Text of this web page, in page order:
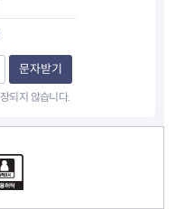
문자받기
되지 않습니다.